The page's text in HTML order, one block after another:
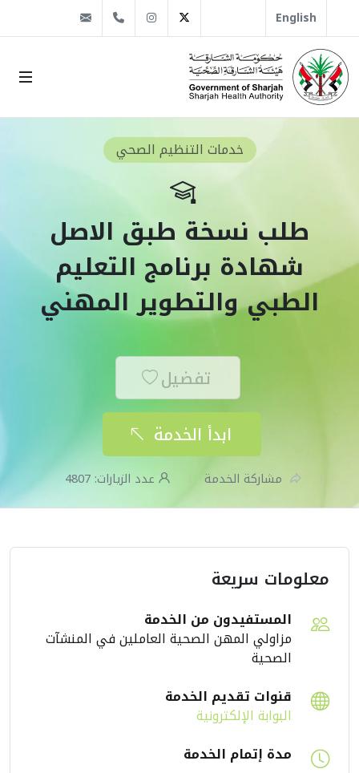
English
Twitter
Instagram
1666 509 6 971+
خدمات التنظيم الصحي
طلب نسخة طبق الاصل
شهادة برنامج التعليم
الطبي والتطوير المهني
تفضيل
ابدأ الخدمة
مشاركة الخدمة عدد الزيارات: 4807
معلومات سريعة
المستفيدون من الخدمة
مزاولي المهن الصحية العاملين في المنشآت
الصحية
قنوات تقديم الخدمة
البوابة الإلكترونية
مدة إتمام الخدمة